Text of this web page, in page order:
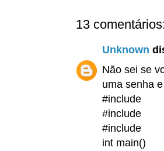
13
Unknown
Não sei se
uma senha
#include
#include
#include
int main()